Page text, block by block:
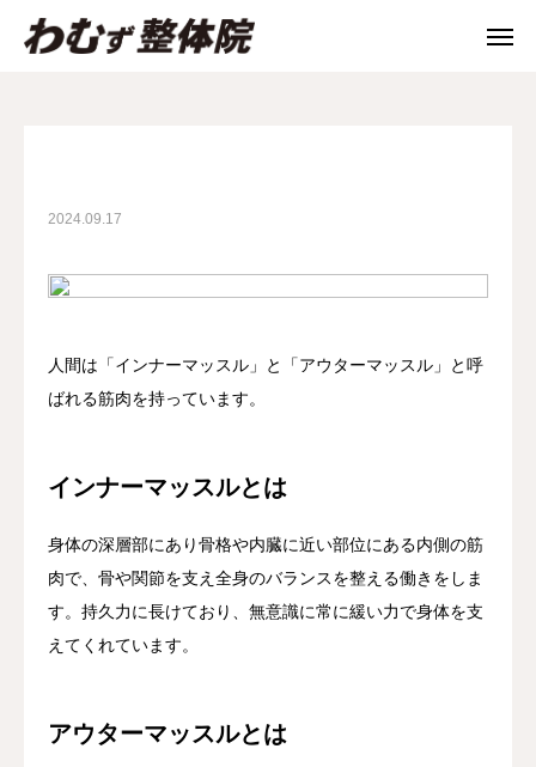
院ブログ 院ブログ インナーマッスルのはなし
2024.09.17
人間は「インナーマッスル」と「アウターマッスル」と呼
ばれる筋肉を持っています。
インナーマッスルとは
身体の深層部にあり骨格や内臓に近い部位にある内側の筋
肉で、骨や関節を支え全身のバランスを整える働きをしま
す。持久力に長けており、無意識に常に緩い力で身体を支
えてくれています。
アウターマッスルとは
料金案内
院ブログ お問合せ
当院について
店舗一覧
ご予約